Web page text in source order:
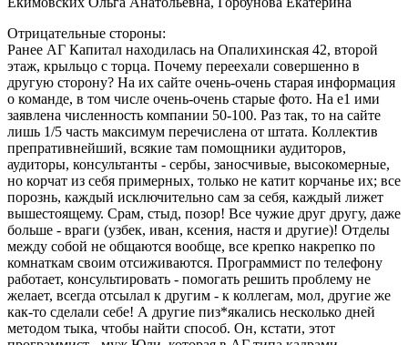
Отрицательные стороны:
Ранее АГ Капитал находилась на Опалихинская 42, второй
этаж, крыльцо с торца. Почему переехали совершенно в
другую сторону? На их сайте очень-очень старая информация
о команде, в том числе очень-очень старые фото. На е1 ими
заявлена численность компании 50-100. Раз так, то на сайте
лишь 1/5 часть максимум перечислена от штата. Коллектив
препративнейший, всякие там помощники аудиторов,
аудиторы, консультанты - сербы, заносчивые, высокомерные,
но корчат из себя примерных, только не катит корчанье их; все
порознь, каждый исключительно сам за себя, каждый лижет
вышестоящему. Срам, стыд, позор! Все чужие друг другу, даже
больше - враги (узбек, иван, ксения, настя и другие)! Отделы
между собой не общаются вообще, все крепко накрепко по
комнаткам своим отсиживаются. Программист по телефону
работает, консультировать - помогать решить проблему не
желает, всегда отсылал к другим - к коллегам, мол, другие же
как-то сделали себе! А другие пиз*якались несколько дней
методом тыка, чтобы найти способ. Он, кстати, этот